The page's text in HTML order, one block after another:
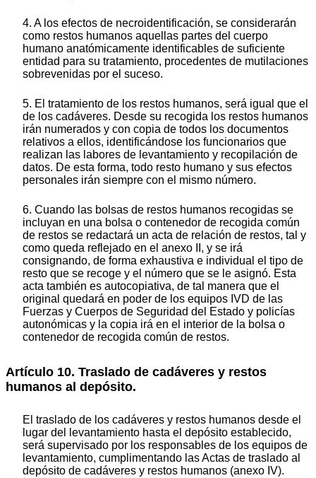
4. A los efectos de necroidentificación, se considerarán
como restos humanos aquellas partes del cuerpo
humano anatómicamente identificables de suficiente
entidad para su tratamiento, procedentes de mutilaciones
sobrevenidas por el suceso.
5. El tratamiento de los restos humanos, será igual que el
de los cadáveres. Desde su recogida los restos humanos
irán numerados y con copia de todos los documentos
relativos a ellos, identificándose los funcionarios que
realizan las labores de levantamiento y recopilación de
datos. De esta forma, todo resto humano y sus efectos
personales irán siempre con el mismo número.
6. Cuando las bolsas de restos humanos recogidas se
incluyan en una bolsa o contenedor de recogida común
de restos se redactará un acta de relación de restos, tal y
como queda reflejado en el anexo II, y se irá
consignando, de forma exhaustiva e individual el tipo de
resto que se recoge y el número que se le asignó. Esta
acta también es autocopiativa, de tal manera que el
original quedará en poder de los equipos IVD de las
Fuerzas y Cuerpos de Seguridad del Estado y policías
autonómicas y la copia irá en el interior de la bolsa o
contenedor de recogida común de restos.
Artículo 10. Traslado de cadáveres y restos
humanos al depósito.
El traslado de los cadáveres y restos humanos desde el
lugar del levantamiento hasta el depósito establecido,
será supervisado por los responsables de los equipos de
levantamiento, cumplimentando las Actas de traslado al
depósito de cadáveres y restos humanos (anexo IV).